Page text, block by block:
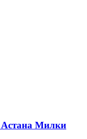
Милки